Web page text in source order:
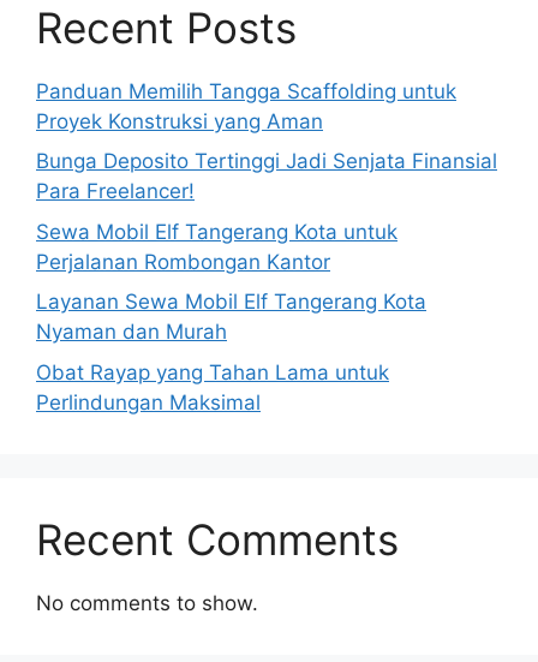
Recent Posts
Panduan Memilih Tangga Scaffolding untuk
Proyek Konstruksi yang Aman
Bunga Deposito Tertinggi Jadi Senjata Finansial
Para Freelancer!
Sewa Mobil Elf Tangerang Kota untuk
Perjalanan Rombongan Kantor
Layanan Sewa Mobil Elf Tangerang Kota
Nyaman dan Murah
Obat Rayap yang Tahan Lama untuk
Perlindungan Maksimal
Recent Comments
No comments to show.